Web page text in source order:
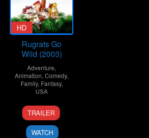
HD
Rugrats Go
Wild (2003)
Adventure,
Animation,Comedy,
Family, Fantasy,
USA
13
Jun
2003
John
Eng
TRAILER
WATCH